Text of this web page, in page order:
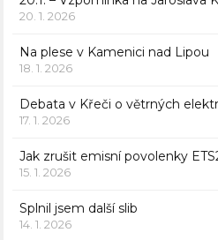
20. 1. 2026
Na plese v Kamenici nad Lipou
18. 1. 2026
Debata v Křeči o větrných
17. 1. 2026
Jak zrušit emisní povolenky
15. 1. 2026
Splnil jsem další slib
14. 1. 2026